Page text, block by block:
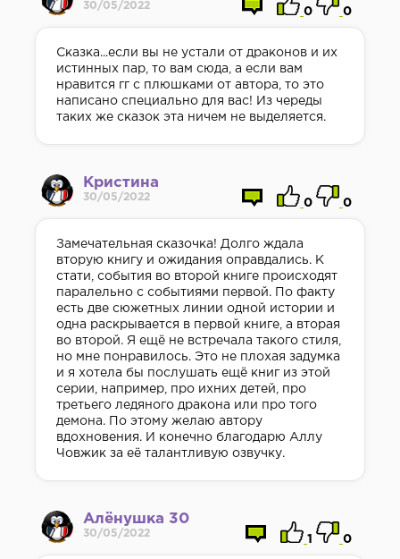
30/05/2022
0 0
Сказка...если вы не устали от драконов и их
истинных пар, то вам сюда, а если вам
нравится гг с плюшками от автора, то это
написано специально для вас! Из череды
таких же сказок эта ничем не выделяется.
Кристина
30/05/2022
0 0
Замечательная сказочка! Долго ждала
вторую книгу и ожидания оправдались. К
стати, события во второй книге происходят
паралельно с событиями первой. По факту
есть две сюжетных линии одной истории и
одна раскрывается в первой книге, а вторая
во второй. Я ещё не встречала такого стиля,
но мне понравилось. Это не плохая задумка
и я хотела бы послушать ещё книг из этой
серии, например, про ихних детей, про
третьего ледяного дракона или про того
демона. По этому желаю автору
вдохновения. И конечно благодарю Аллу
Човжик за её талантливую озвучку.
Алёнушка 30
30/05/2022
1 0